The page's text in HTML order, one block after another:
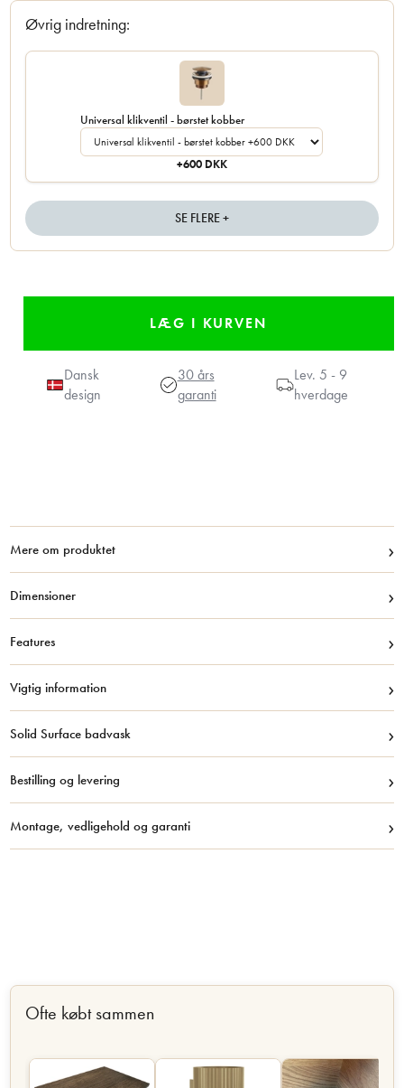
Øvrig indretning:
Universal klikventil - børstet kobber
+600 DKK
SE FLERE +
Dansk
design
30 års
garanti
Lev. 5 - 9
hverdage
Mere om produktet ›
Dimensioner ›
Features ›
Vigtig information ›
Solid Surface badvask ›
Bestilling og levering ›
Montage, vedligehold og garanti ›
Ofte købt sammen